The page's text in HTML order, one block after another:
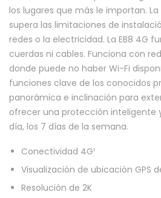
los lugares que más le importan.
supera las limitaciones de
redes o la electricidad. La EB8 4G
cuerdas ni cables. Funciona con
donde puede no haber Wi-Fi
funciones clave de los conocidos
panorámica e inclinación para
ofrecer una protección inteligente
día, los 7 días de la semana.
Conectividad 4G¹
Visualización de ubicación GPS
Resolución de 2K